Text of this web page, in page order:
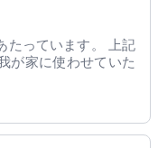
たっています。 上記
が家に使わせていた